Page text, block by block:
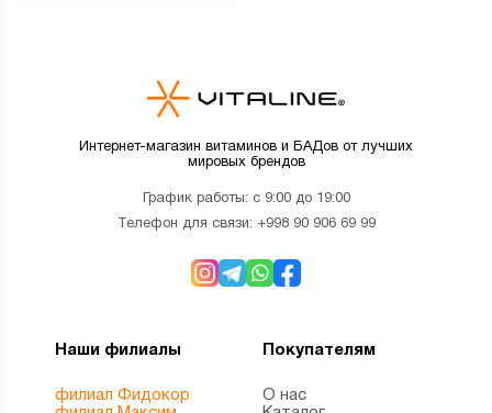
Интернет-магазин витаминов и БАДов от лучших
мировых брендов
График работы: с 9:00 до 19:00
Телефон для связи: +998 90 906 69 99
Наши филиалы
филиал Фидокор
Покупателям
О нас